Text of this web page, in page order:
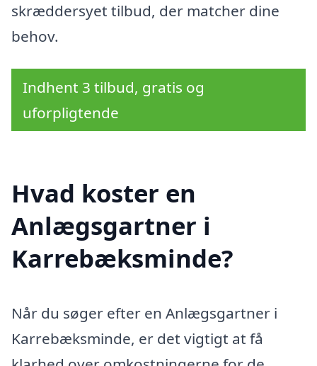
skræddersyet tilbud, der matcher dine
behov.
Indhent 3 tilbud, gratis og
uforpligtende
Hvad koster en
Anlægsgartner i
Karrebæksminde?
Når du søger efter en Anlægsgartner i
Karrebæksminde, er det vigtigt at få